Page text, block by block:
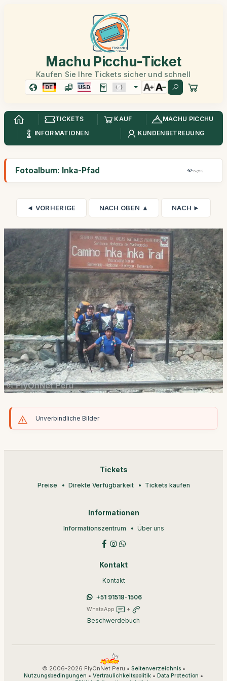
Machu Picchu-Ticket
Kaufen Sie Ihre Tickets sicher und schnell
DE USD
TICKETS KAUF
MACHU PICCHU
INFORMATIONEN
KUNDENBETREUUNG
Fotoalbum: Inka-Pfad 67,5K
◄ VORHERIGE NACH OBEN ▲ NACH ►
Unverbindliche Bilder
Tickets
Preise Direkte Verfügbarkeit Tickets kaufen
Informationen
Informationszentrum Über uns
Kontakt
Kontakt
+51 91518-1506
WhatsApp +
Beschwerdebuch
© 2006-2026 FlyOnNet Peru • Seitenverzeichnis•
Nutzungsbedingungen • Vertraulichkeitspolitik • Data Protection •